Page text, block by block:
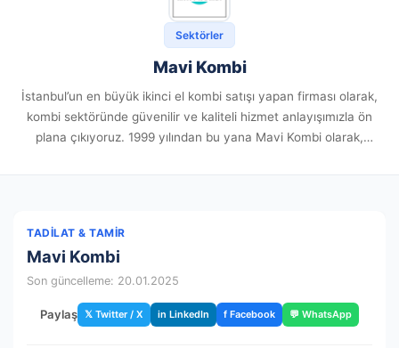
Sektörler
Mavi Kombi
İstanbul’un en büyük ikinci el kombi satışı yapan firması olarak,
kombi sektöründe güvenilir ve kaliteli hizmet anlayışımızla ön
plana çıkıyoruz. 1999 yılından bu yana Mavi Kombi olarak,
TADILAT & TAMIR
Mavi Kombi
Son güncelleme: 20.01.2025
Paylaş 𝕏 Twitter / X in LinkedIn f Facebook 💬 WhatsApp